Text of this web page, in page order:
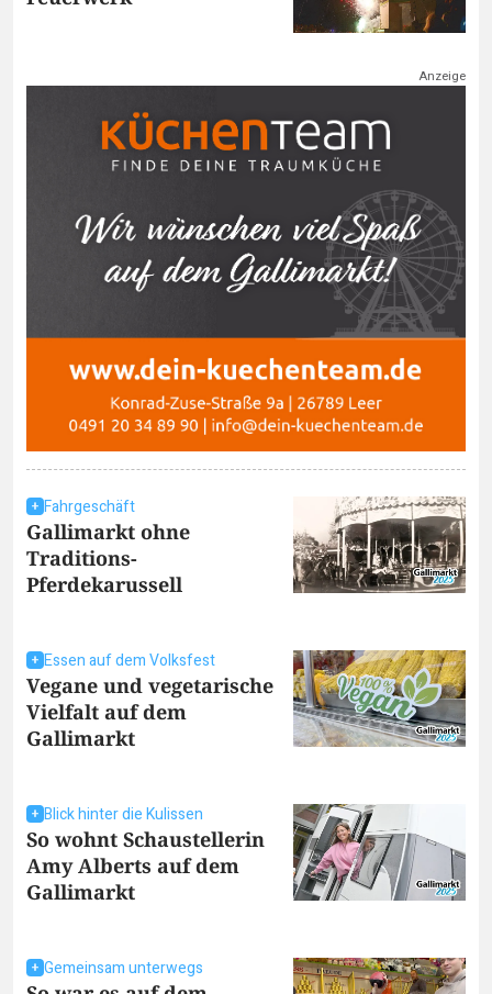
Anzeige
Fahrgeschäft
Gallimarkt ohne
Traditions-
Pferdekarussell
Essen auf dem Volksfest
Vegane und vegetarische
Vielfalt auf dem
Gallimarkt
Blick hinter die Kulissen
So wohnt Schaustellerin
Amy Alberts auf dem
Gallimarkt
Gemeinsam unterwegs